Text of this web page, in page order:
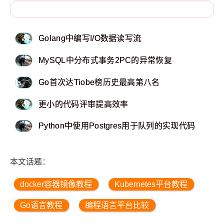
Golang中编写I/O数据读写流
MySQL中分布式事务2PC的异常恢复
Go首次达Tiobe榜历史最高第八名
更小的代码评审提高效率
Python中使用Postgres用于队列的实现代码
本文话题：
docker容器镜像教程 Kubernetes平台教程
Go语言教程 编程语言平台比较